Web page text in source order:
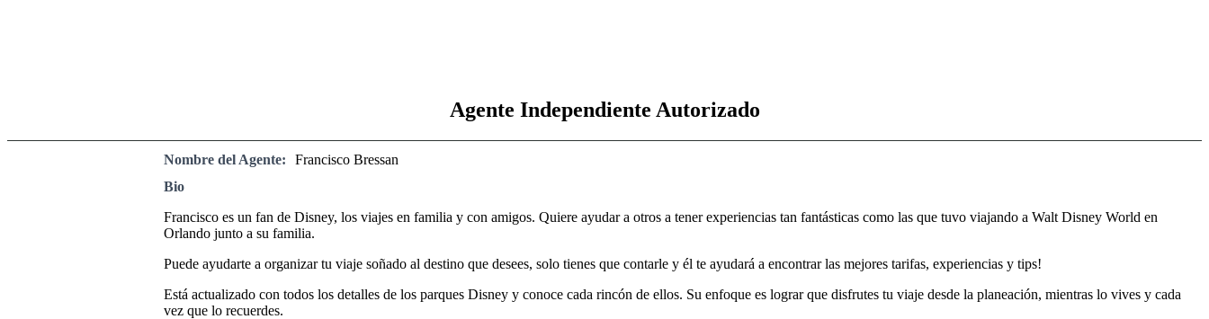
Agente Independiente Autorizado
Nombre del Agente:
Francisco Bressan
Bio
Francisco es un fan de Disney, los viajes en familia y con amigos. Quiere ayudar a otros a tener experiencias tan fantásticas como las que tuvo viajando a Walt Disney World en
Orlando junto a su familia.
Puede ayudarte a organizar tu viaje soñado al destino que desees, solo tienes que contarle y él te ayudará a encontrar las mejores tarifas, experiencias y tips!
Está actualizado con todos los detalles de los parques Disney y conoce cada rincón de ellos. Su enfoque es lograr que disfrutes tu viaje desde la planeación, mientras lo vives y cada
vez que lo recuerdes.